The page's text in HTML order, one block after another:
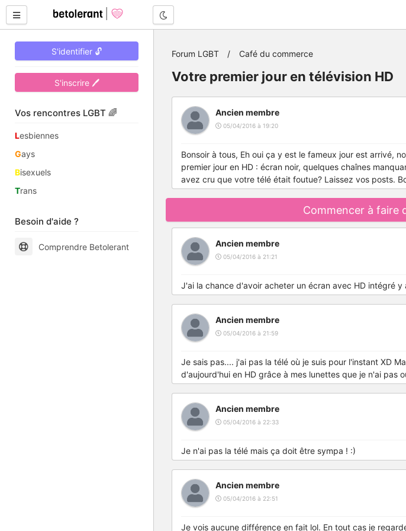
S'identifier 🔓
S'inscrire 🖊
Vos rencontres LGBT 🌈
Lesbiennes
Gays
Bisexuels
Trans
Besoin d'aide ?
Comprendre Betolerant
Forum LGBT Café du commerce
Votre premier jour en télévision HD
Ancien membre
05/04/2016 à 19:20
Bonsoir à tous, Eh oui ça y est le fameux jour est arrivé,
premier jour en HD : écran noir, quelques chaînes
avez cru que votre télé était foutue? Laissez vos posts.
Commencer à faire
Ancien membre
05/04/2016 à 21:21
J'ai la chance d'avoir acheter un écran avec HD intégré
Ancien membre
05/04/2016 à 21:59
Je sais pas.... j'ai pas la télé où je suis pour l'instant XD
d'aujourd'hui en HD grâce à mes lunettes que je n'ai pas
Ancien membre
05/04/2016 à 22:33
Je n'ai pas la télé mais ça doit être sympa ! :)
Ancien membre
05/04/2016 à 22:51
Je vois aucune différence en fait lol. En tout cas je